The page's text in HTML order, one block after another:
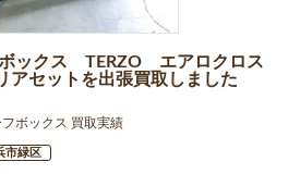
ボックス TERZO エアロクロス
セットを出張買取しました
フボックス 買取実績
市緑区